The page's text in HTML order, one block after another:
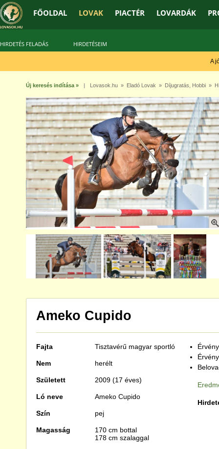
FŐOLDAL LOVAK PIACTÉR LOVARDÁK
HIRDETÉS FELADÁS HIRDETÉSEIM
A jó
Új keresés indítása » | Lovasok.hu» Eladó Lovak » Díjugratás Hobbi»
Ameko Cupido
Fajta Tisztavérű magyar sportló
Nem herélt
Született 2009 (17 éves)
Ló neve Ameko Cupido
Szín pej
Magasság
170 cm bottal
178 cm szalaggal